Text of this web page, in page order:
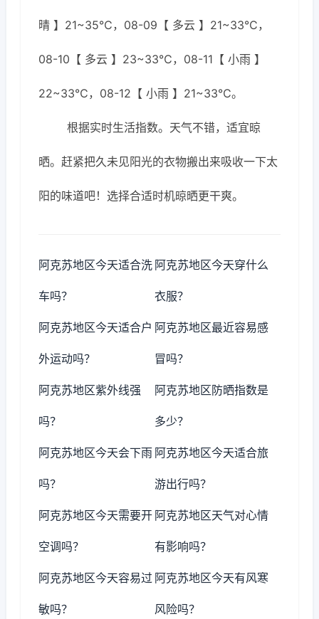
晴 】21~35℃，08-09【 多云 】21~33℃，
08-10【 多云 】23~33℃，08-11【 小雨 】
22~33℃，08-12【 小雨 】21~33℃。
根据实时生活指数。天气不错，适宜晾
晒。赶紧把久未见阳光的衣物搬出来吸收一下太
阳的味道吧！选择合适时机晾晒更干爽。
阿克苏地区今天适合洗
车吗？
阿克苏地区今天穿什么
衣服？
阿克苏地区今天适合户
外运动吗？
阿克苏地区最近容易感
冒吗？
阿克苏地区紫外线强
吗？
阿克苏地区防晒指数是
多少？
阿克苏地区今天会下雨
吗？
阿克苏地区今天适合旅
游出行吗？
阿克苏地区今天需要开
空调吗？
阿克苏地区天气对心情
有影响吗？
阿克苏地区今天容易过
敏吗？
阿克苏地区今天有风寒
风险吗？